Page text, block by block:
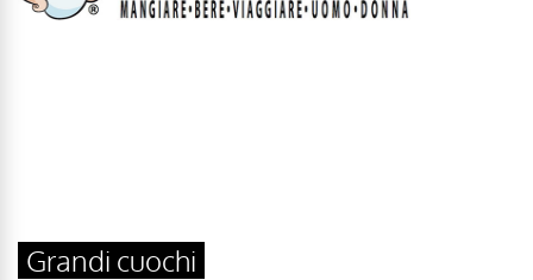
Grandi cuochi